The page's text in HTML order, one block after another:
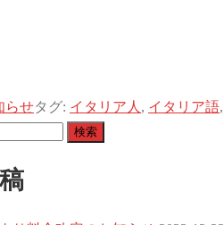
らせタグ: イタリア人 , イタリア語,